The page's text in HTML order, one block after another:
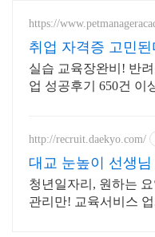
https://
취업 자격증 고민된
증 취득을 위한 맞
실습 교육장완비! 반
업 성공후기 650건 이
결, 전과정 실습포함
http://recruit.daekyo.com/
대교 눈높이 선생님
청년일자리, 원하는
관리만! 교육서비스